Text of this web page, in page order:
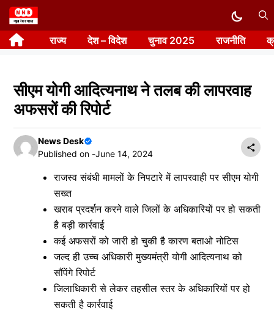
Skip
to
content राज्य देश – विदेश चुनाव 2025 राजनीति
सीएम योगी आदित्यनाथ ने तलब की लापरवाह
अफसरों की रिपोर्ट
News Desk
Published on -June 14, 2024
राजस्व संबंधी मामलों के निपटारे में लापरवाही पर सीएम योगी
सख्त
खराब प्रदर्शन करने वाले जिलों के अधिकारियों पर हो सकती
है बड़ी कार्रवाई
कई अफसरों को जारी हो चुकी है कारण बताओ नोटिस
जल्द ही उच्च अधिकारी मुख्यमंत्री योगी आदित्यनाथ को
सौंपेंगे रिपोर्ट
जिलाधिकारी से लेकर तहसील स्तर के अधिकारियों पर हो
सकती है कार्रवाई